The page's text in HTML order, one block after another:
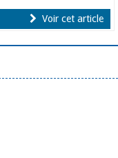
Voir cet article